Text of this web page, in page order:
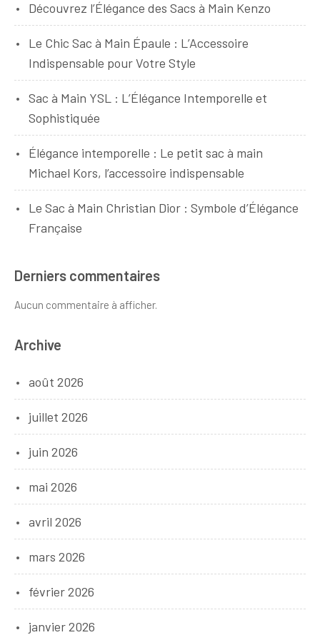
Découvrez l’Élégance des Sacs à Main Kenzo
Le Chic Sac à Main Épaule : L’Accessoire
Indispensable pour Votre Style
Sac à Main YSL : L’Élégance Intemporelle et
Sophistiquée
Élégance intemporelle : Le petit sac à main
Michael Kors, l’accessoire indispensable
Le Sac à Main Christian Dior : Symbole d’Élégance
Française
Derniers commentaires
Aucun commentaire à afficher.
Archive
août 2026
juillet 2026
juin 2026
mai 2026
avril 2026
mars 2026
février 2026
janvier 2026